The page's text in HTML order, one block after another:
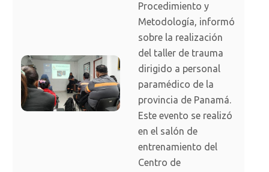
Procedimiento y
Metodología, informó
sobre la realización
del taller de trauma
dirigido a personal
paramédico de la
provincia de Panamá.
Este evento se realizó
en el salón de
entrenamiento del
Centro de